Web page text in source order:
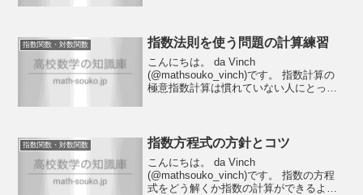
指数の計算...
指数関数・対数関数 指数法則を使う問題の計算練習
こんにちは。 da Vinch
(@mathsouko_vinch)です。 指数計算の
極意指数計算は慣れていない人にとって
算方法をしっ...
指数関数・対数関数 指数方程式の方針とコツ
こんにちは。 da Vinch
(@mathsouko_vinch)です。 指数の方程
式をどう解くか指数の計算ができるよう